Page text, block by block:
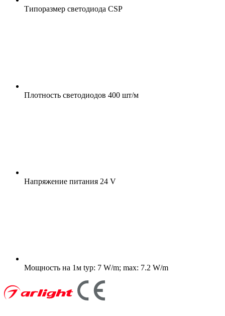
Типоразмер светодиода CSP
Плотность светодиодов 400 шт/м
Напряжение питания 24 V
Мощность на 1м typ: 7 W/m; max: 7.2 W/m